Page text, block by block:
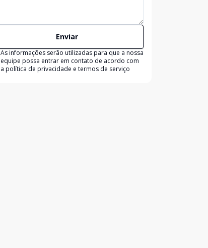
Enviar
As informações serão utilizadas para que a nossa
equipe possa entrar em contato de acordo com
a política de privacidade e termos de serviço